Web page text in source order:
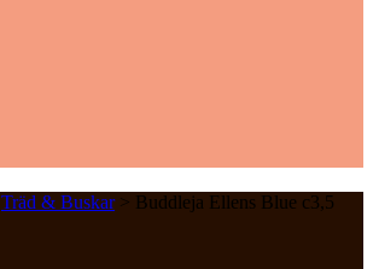
Träd & Buskar> Buddleja Ellens Blue c3,5